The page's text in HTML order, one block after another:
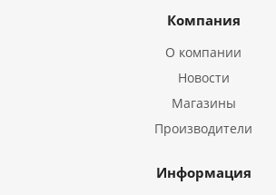
Компания
О компании
Новости
Магазины
Производители
Информация